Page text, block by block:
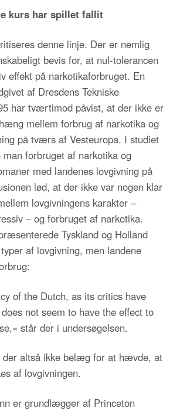
kurs har spillet fallit
denne linje. Der er nemlig
bevis for, at nul-tolerancen
effekt på narkotikaforbruget. En
af Dresdens Tekniske
har tværtimod påvist, at der ikke er
mellem forbrug af narkotika og
på tværs af Vesteuropa. I studiet
man forbruget af narkotika og
med landenes lovgivning på
lød, at der ikke var nogen klar
lovgivningens karakter –
– og forbruget af narkotika.
Tyskland og Holland
af lovgivning, men landene
of the Dutch, as its critics have
not seem to have the effect to
står der i undersøgelsen.
der altså ikke belæg for at hævde, at
af lovgivningen.
er grundlægger af Princeton